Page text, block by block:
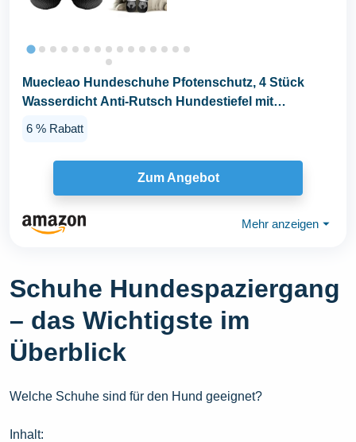
Muecleao Hundeschuhe Pfotenschutz, 4 Stück
Wasserdicht Anti-Rutsch Hundestiefel mit
6 % Rabatt
Zum Angebot
Mehr anzeigen ⏷
Schuhe Hundespaziergang
– das Wichtigste im
Überblick
Welche Schuhe sind für den Hund geeignet?
Inhalt: